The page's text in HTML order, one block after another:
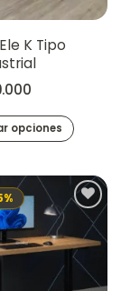
K Tipo
opciones